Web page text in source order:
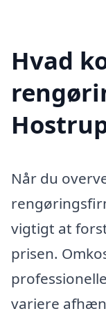
Hvad
Når du
vigtigt at
prisen.
variere